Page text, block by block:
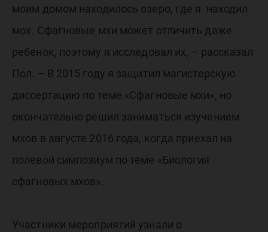
моим домом находилось озеро, где я находил
мох. Сфагновые мхи может отличить даже
ребенок, поэтому я исследовал их, – рассказал
Пол. – В 2015 году я защитил магистерскую
диссертацию по теме «Сфагновые мхи», но
окончательно решил заниматься изучением
мхов в августе 2016 года, когда приехал на
полевой симпозиум по теме «Биология
сфагновых мхов».
Участники мероприятий узнали о